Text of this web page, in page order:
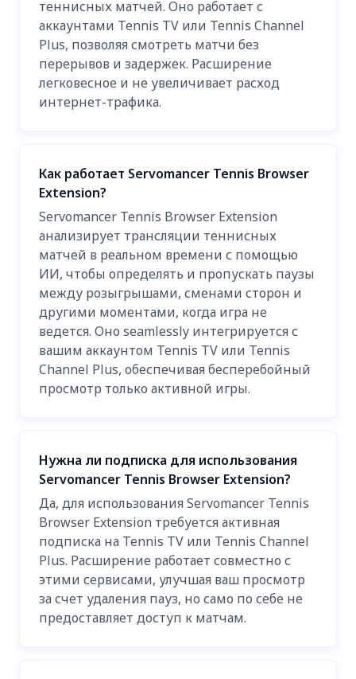
теннисных матчей. Оно работает с
аккаунтами Tennis TV или Tennis Channel
Plus, позволяя смотреть матчи без
перерывов и задержек. Расширение
легковесное и не увеличивает расход
интернет-трафика.
Как работает Servomancer Tennis Browser
Extension?
Servomancer Tennis Browser Extension
анализирует трансляции теннисных
матчей в реальном времени с помощью
ИИ, чтобы определять и пропускать паузы
между розыгрышами, сменами сторон и
другими моментами, когда игра не
ведется. Оно seamlessly интегрируется с
вашим аккаунтом Tennis TV или Tennis
Channel Plus, обеспечивая бесперебойный
просмотр только активной игры.
Нужна ли подписка для использования
Servomancer Tennis Browser Extension?
Да, для использования Servomancer Tennis
Browser Extension требуется активная
подписка на Tennis TV или Tennis Channel
Plus. Расширение работает совместно с
этими сервисами, улучшая ваш просмотр
за счет удаления пауз, но само по себе не
предоставляет доступ к матчам.